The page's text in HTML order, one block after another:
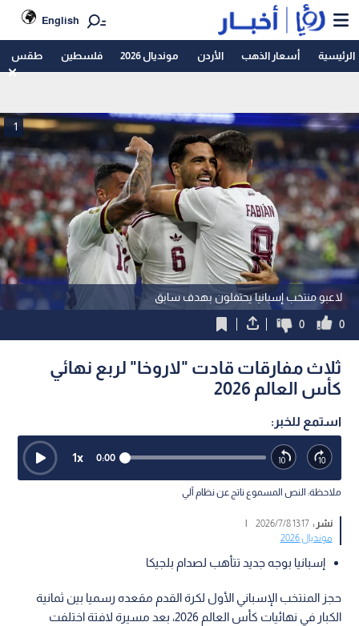
English
الرئيسية أسعار الذهب الأردن مونديال 2026 فلسطين طقس
لاعبو منتخب إسبانيا يحتفلون بهدف سابق
1
0
0
ثلاث مفارقات قادت "لاروخا" لربع نهائي
كأس العالم 2026
استمع للخبر:
0:00
1x
ملاحظة: النص المسموع ناتج عن نظام آلي
نشر :13:17 2026/7/8
|
مونديال 2026
إسبانيا بوجه جديد تتأهب لصدام بلجيكا
حجز المنتخب الإسباني الأول لكرة القدم مقعده رسميا بين ثمانية
الكبار في نهائيات كأس العالم 2026، بعد مسيرة لافتة اختلفت